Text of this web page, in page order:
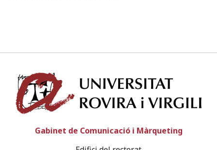
Gabinet de Comunicació i Màrqueting